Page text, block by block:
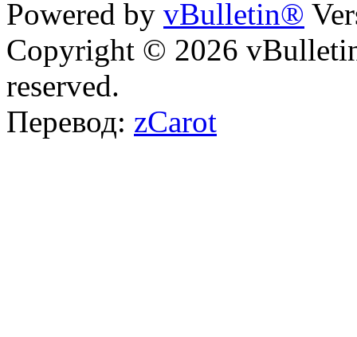
Powered by vBulletin®
Copyright © 2026
reserved.
Перевод: zCarot